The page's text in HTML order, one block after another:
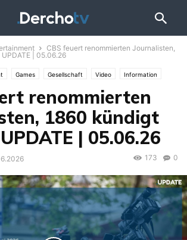
CBS feuert renommierten Journalisten,
| 05.06.26
Games Gesellschaft Video Information
Politik Ukraine-Krieg UPDATE
renommierten
1860 kündigt
| 05.06.26
0
173